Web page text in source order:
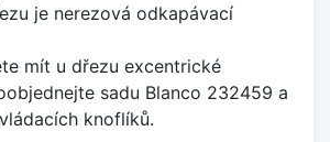
je nerezová odkapávací
mít u dřezu excentrické
sadu Blanco 232459 a
knoflíků.